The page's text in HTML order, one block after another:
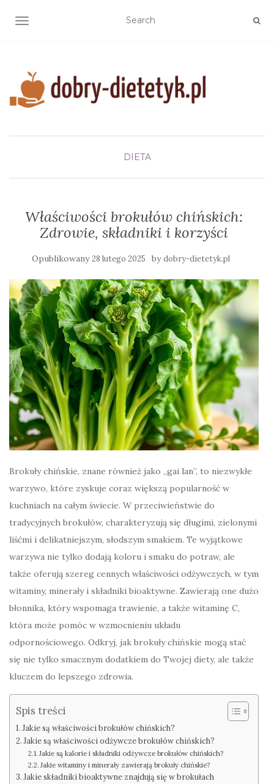
TOGGLE NAVIGATION
DIETA
Właściwości brokułów chińskich:
Zdrowie, składniki i korzyści
Opublikowany28 lutego 2025 bydobry-dietetyk.pl
Brokuły chińskie, znane również jako „gai lan”, to niezwykłe
warzywo, które zyskuje coraz większą popularność w
kuchniach na całym świecie. W przeciwieństwie do
tradycyjnych brokułów, charakteryzują się długimi, zielonymi
liśćmi i delikatniejszym, słodszym smakiem. Te wyjątkowe
warzywa nie tylko dodają koloru i smaku do potraw, ale
także oferują szereg cennych właściwości odżywczych, w tym
witaminy, minerały i składniki bioaktywne. Zawierają one dużo
błonnika, który wspomaga trawienie, a także witaminę C,
która może pomóc w wzmocnieniu układu
odpornościowego. Odkryj, jak brokuły chińskie mogą stać
się nie tylko smacznym dodatkiem do Twojej diety, ale także
kluczem do lepszego zdrowia.
Spis treści
Jakie są właściwości brokułów chińskich?
Jakie są właściwości odżywcze brokułów chińskich?
Jakie są kalorie i składniki odżywcze brokułów chińskich?
Jakie witaminy i minerały zawierają brokuły chińskie?
Jakie składniki bioaktywne znajdują się w brokułach